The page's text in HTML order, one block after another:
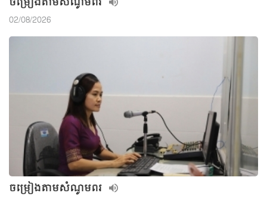
02/08/2026
ចម្រៀងតាមសំណូមពរ